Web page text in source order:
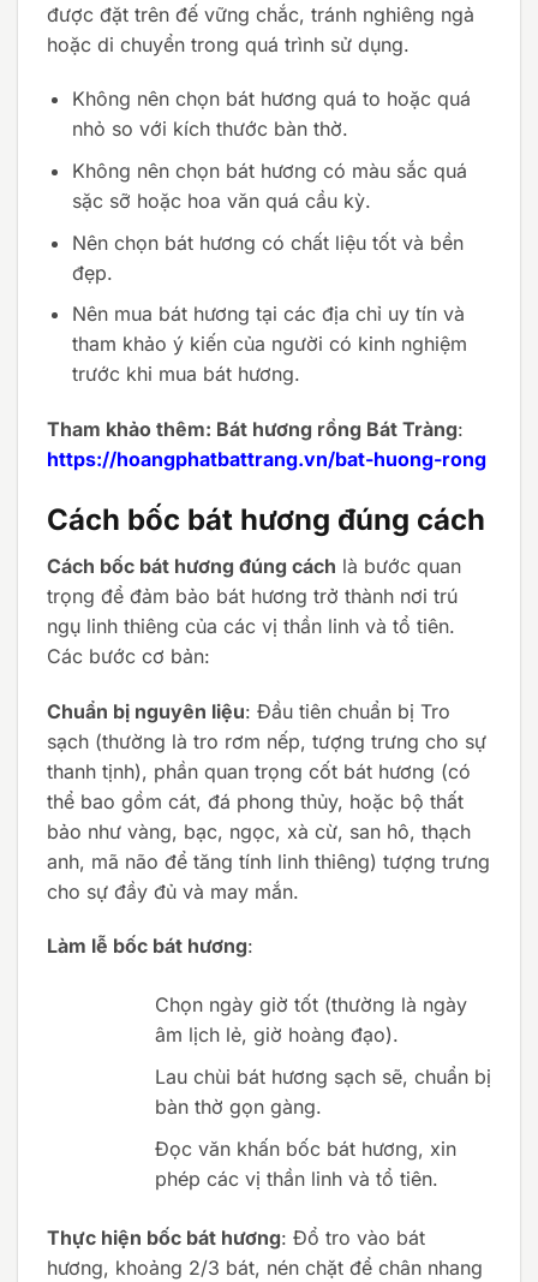
được đặt trên đế vững chắc, tránh nghiêng ngả
hoặc di chuyển trong quá trình sử dụng.
Không nên chọn bát hương quá to hoặc quá
nhỏ so với kích thước bàn thờ.
Không nên chọn bát hương có màu sắc quá
sặc sỡ hoặc hoa văn quá cầu kỳ.
Nên chọn bát hương có chất liệu tốt và bền
đẹp.
Nên mua bát hương tại các địa chỉ uy tín và
tham khảo ý kiến của người có kinh nghiệm
trước khi mua bát hương.
Tham khảo thêm: Bát hương rồng Bát Tràng:
https://hoangphatbattrang.vn/bat-huong-rong
Cách bốc bát hương đúng cách
Cách bốc bát hương đúng cách là bước quan
trọng để đảm bảo bát hương trở thành nơi trú
ngụ linh thiêng của các vị thần linh và tổ tiên.
Các bước cơ bản:
Chuẩn bị nguyên liệu: Đầu tiên chuẩn bị Tro
sạch (thường là tro rơm nếp, tượng trưng cho sự
thanh tịnh), phần quan trọng cốt bát hương (có
thể bao gồm cát, đá phong thủy, hoặc bộ thất
bảo như vàng, bạc, ngọc, xà cừ, san hô, thạch
anh, mã não để tăng tính linh thiêng) tượng trưng
cho sự đầy đủ và may mắn.
Làm lễ bốc bát hương:
Chọn ngày giờ tốt (thường là ngày
âm lịch lẻ, giờ hoàng đạo).
Lau chùi bát hương sạch sẽ, chuẩn bị
bàn thờ gọn gàng.
Đọc văn khấn bốc bát hương, xin
phép các vị thần linh và tổ tiên.
Thực hiện bốc bát hương: Đổ tro vào bát
hương, khoảng 2/3 bát, nén chặt để chân nhang